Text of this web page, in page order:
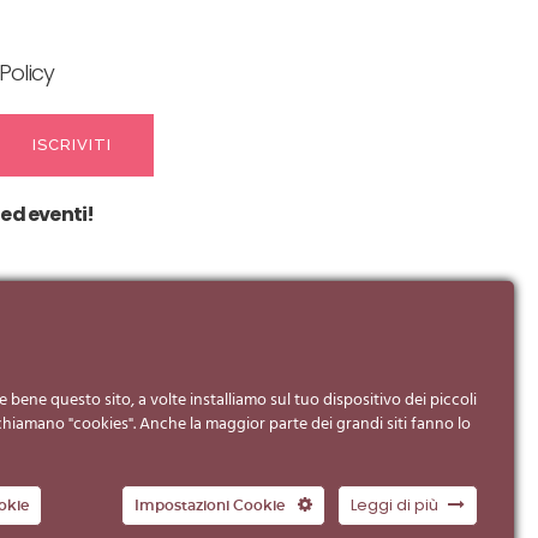
eventi!
bene questo sito, a volte installiamo sul tuo dispositivo dei piccoli
"cookies". Anche la maggior parte dei grandi siti fanno lo
Leggi di più
Impostazioni Cookie